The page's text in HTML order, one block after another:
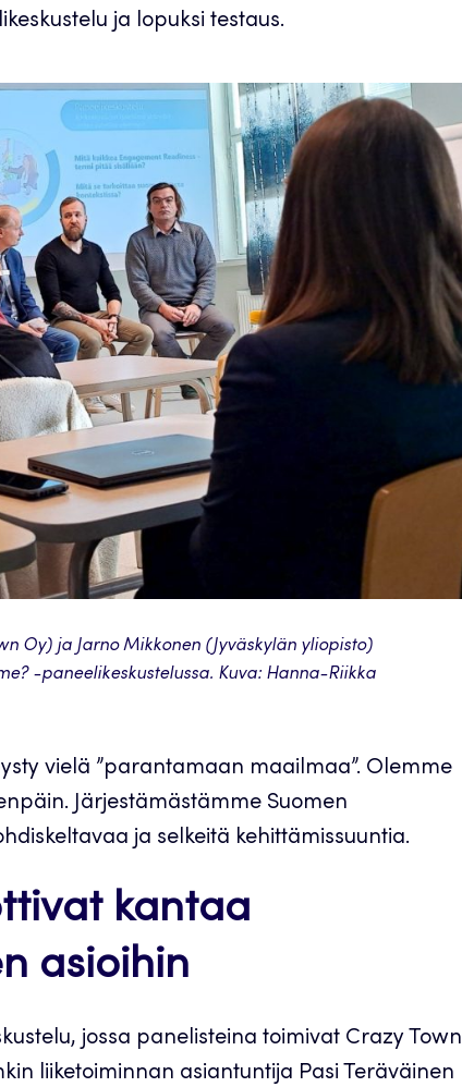
ja lopuksi testaus.
Oy) ja Jarno Mikkonen (Jyväskylän yliopisto)
-paneelikeskustelussa. Kuva: Hanna-Riikka
vielä ”parantamaan maailmaa”. Olemme
Järjestämästämme Suomen
ja selkeitä kehittämissuuntia.
kantaa
asioihin
jossa panelisteina toimivat Crazy Town
liiketoiminnan asiantuntija Pasi Teräväinen